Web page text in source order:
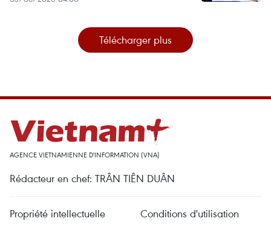
Télécharger plus
AGENCE VIETNAMIENNE D'INFORMATION (VNA)
Rédacteur en chef: TRÂN TIÊN DUÂN
Propriété intellectuelle Conditions d'utilisation